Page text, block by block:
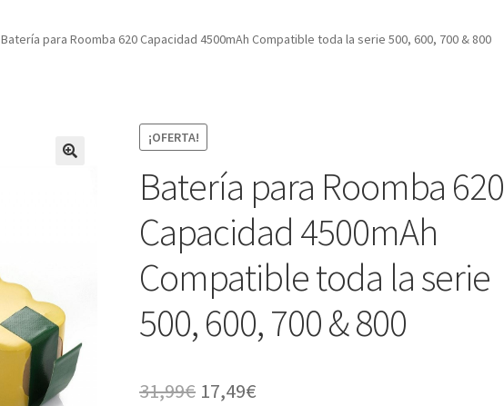
Batería para Roomba 620 Capacidad 4500mAh Compatible toda la serie 500, 600, 700 & 800
¡OFERTA!
Batería para Roomba 620
Capacidad 4500mAh
Compatible toda la serie
500, 600, 700 & 800
31,99€ El
17,49€